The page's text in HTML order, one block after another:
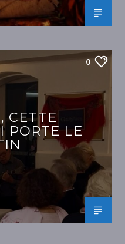
0
CETTE
PORTE LE